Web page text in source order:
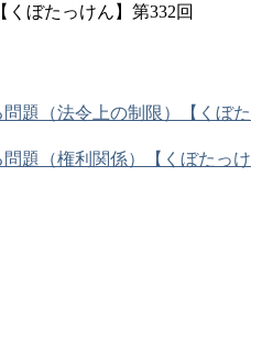
ぼたっけん】第332回
問題（法令上の制限）【くぼた
問題（権利関係）【くぼたっけ